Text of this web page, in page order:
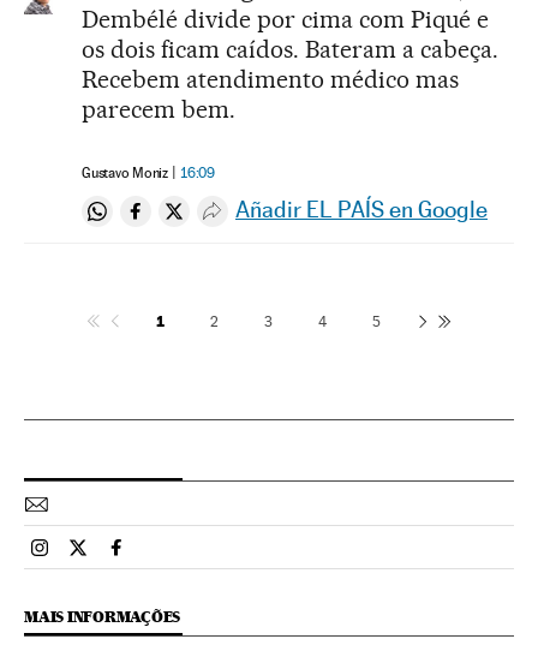
Dembélé divide por cima com Piqué e
os dois ficam caídos. Bateram a cabeça.
Recebem atendimento médico mas
parecem bem.
Gustavo Moniz 16:09
Compartir en Whatsapp
Compartir en Facebook
Compartir en Twitter
Desplegar Redes Sociales
Añadir EL PAÍS en Google
1 2 3 4 5
Esportes El País Brasil en Instagram
Esportes El País Brasil en Twitter
Esportes El País Brasil en Facebook
MAIS INFORMAÇÕES